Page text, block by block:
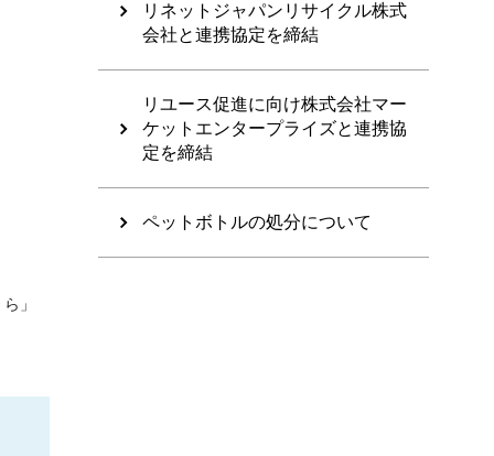
」
リネットジャパンリサイクル株式
会社と連携協定を締結
リユース促進に向け株式会社マー
ケットエンタープライズと連携協
定を締結
ペットボトルの処分について